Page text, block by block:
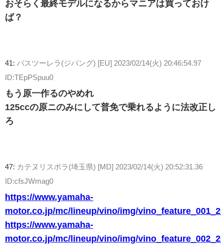
おそらく最終モデルになるからマニアは買っておけ
ば？
41: パスツーレラ(ジパング) [EU] 2023/02/14(火) 20:46:54.97
ID:TEpPSpuu0
もう原一作るのやめれ
125ccの原ニのみにして普免で乗れるように法改正し
ろ
47: カテヌリスポラ(埼玉県) [MD] 2023/02/14(火) 20:52:31.36
ID:cfsJWmag0
https://www.yamaha-
motor.co.jp/mc/lineup/vino/img/
https://www.yamaha-
motor.co.jp/mc/lineup/vino/img/